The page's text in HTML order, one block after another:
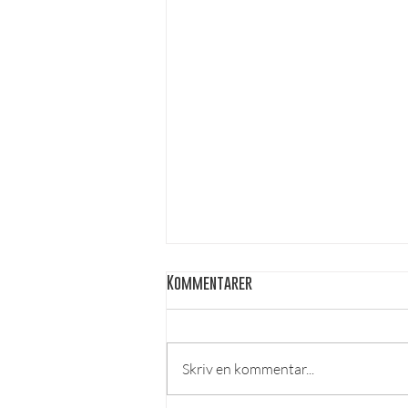
Kommentarer
Skriv en kommentar...